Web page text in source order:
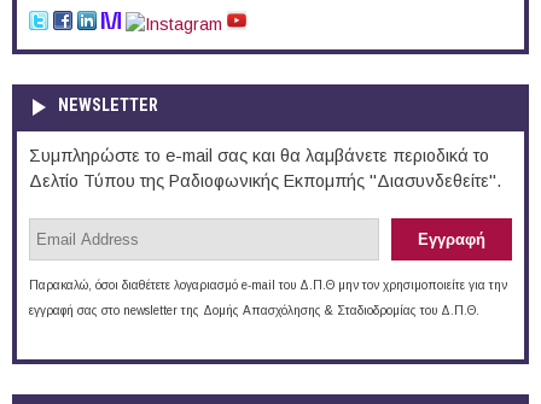
NEWSLETTER
Συμπληρώστε το e-mail σας και θα λαμβάνετε περιοδικά το
Δελτίο Τύπου της Ραδιοφωνικής Εκπομπής "Διασυνδεθείτε".
Παρακαλώ, όσοι διαθέτετε λογαριασμό e-mail του Δ.Π.Θ μην τον χρησιμοποιείτε για την
εγγραφή σας στο newsletter της Δομής Απασχόλησης & Σταδιοδρομίας του Δ.Π.Θ.